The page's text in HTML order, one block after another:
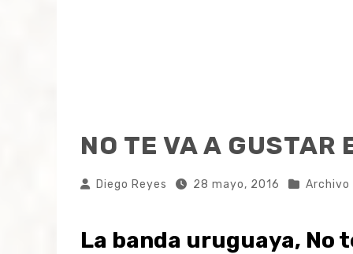
NO TE VA A
Diego Reyes 28 mayo, 2016 Archivo
La banda uruguaya, No